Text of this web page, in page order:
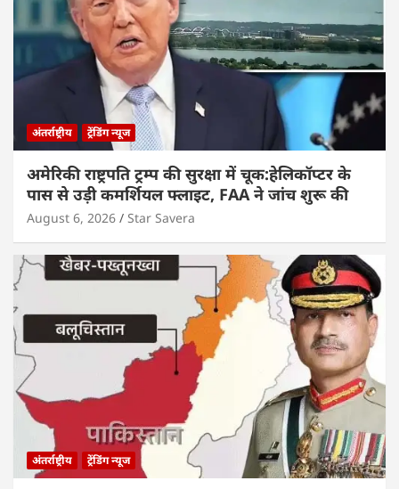
अंतर्राष्ट्रीय ट्रेंडिंग न्यूज
अमेरिकी राष्ट्रपति ट्रम्प की सुरक्षा में चूक:हेलिकॉप्टर के
पास से उड़ी कमर्शियल फ्लाइट, FAA ने जांच शुरू की
August 6, 2026 Star Savera
अंतर्राष्ट्रीय ट्रेंडिंग न्यूज